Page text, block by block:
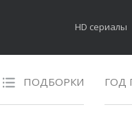
HD сериалы
ПОДБОРКИ ГОД